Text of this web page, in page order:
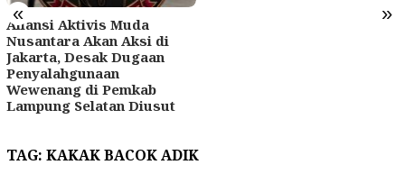
« »
Aliansi Aktivis Muda
Nusantara Akan Aksi di
Jakarta, Desak Dugaan
Penyalahgunaan
Wewenang di Pemkab
Lampung Selatan Diusut
TAG: KAKAK BACOK ADIK